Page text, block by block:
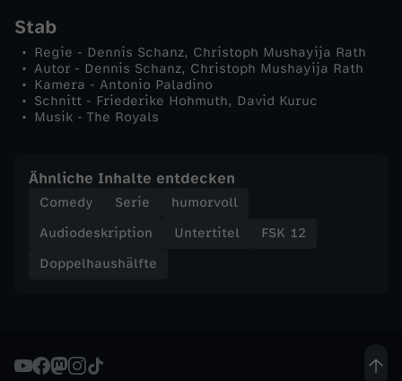
F
e
l
e
Stab
Regie - Dennis Schanz, Christoph Mushayija Rath
Autor - Dennis Schanz, Christoph Mushayija Rath
Kamera - Antonio Paladino
Schnitt - Friederike Hohmuth, David Kuruc
Musik - The Royals
Ähnliche Inhalte entdecken
Comedy Serie
humorvoll
Audiodeskription
Untertitel
FSK 12
Doppelhaushälfte